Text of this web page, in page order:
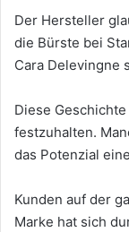
Der Hersteller
die Bürste bei
Cara Delevingne
Diese
festzuhalten.
das Potenzial
Kunden auf der
Marke hat sich